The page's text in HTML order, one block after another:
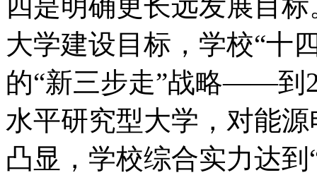
大学建设目标，学校“十
的“新三步走”战略——到
水平研究型大学，对能
凸显，学校综合实力达